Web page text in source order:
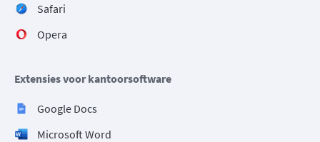
Safari
Opera
Extensies voor kantoorsoftware
Google Docs
Microsoft Word